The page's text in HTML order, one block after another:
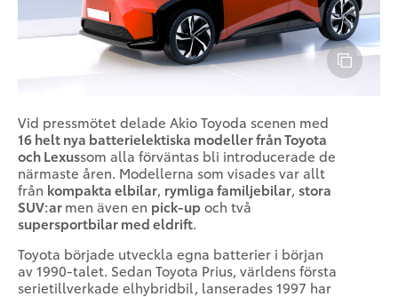
Vid pressmötet delade Akio Toyoda scenen med
16 helt nya batterielektiska modeller från Toyota
och Lexussom alla förväntas bli introducerade de
närmaste åren. Modellerna som visades var allt
från kompakta elbilar, rymliga familjebilar, stora
SUV:armen även en pick-up och två
supersportbilar med eldrift.
Toyota började utveckla egna batterier i början
av 1990-talet. Sedan Toyota Prius, världens första
serietillverkade elhybridbil, lanserades 1997 har